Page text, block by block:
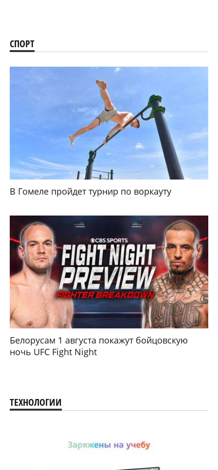
СПОРТ
В Гомеле пройдет турнир по воркауту
Белорусам 1 августа покажут бойцовскую
ночь UFC Fight Night
ТЕХНОЛОГИИ